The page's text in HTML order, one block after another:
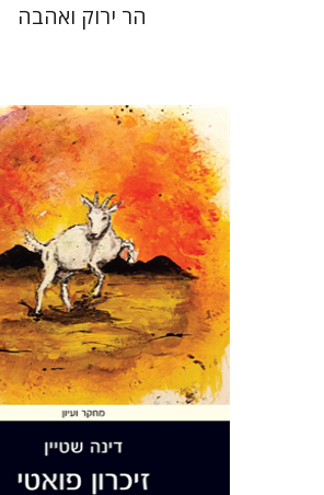
הר ירוק ואהבה
דינה שטיין
הנחת אתר ספר מודפס
$40
$36